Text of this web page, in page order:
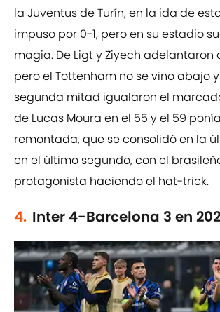
la Juventus de Turín, en la ida de
impuso por 0-1, pero en su estadio
magia. De Ligt y Ziyech adelantaron
pero el Tottenham no se vino abajo
segunda mitad igualaron el
de Lucas Moura en el 55 y el 59
remontada, que se consolidó en la
en el último segundo, con el
protagonista haciendo el hat-trick.
4. Inter 4-Barcelona 3 en